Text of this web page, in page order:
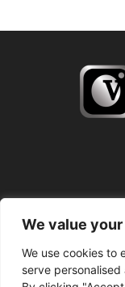
We value
We use cookies to
serve